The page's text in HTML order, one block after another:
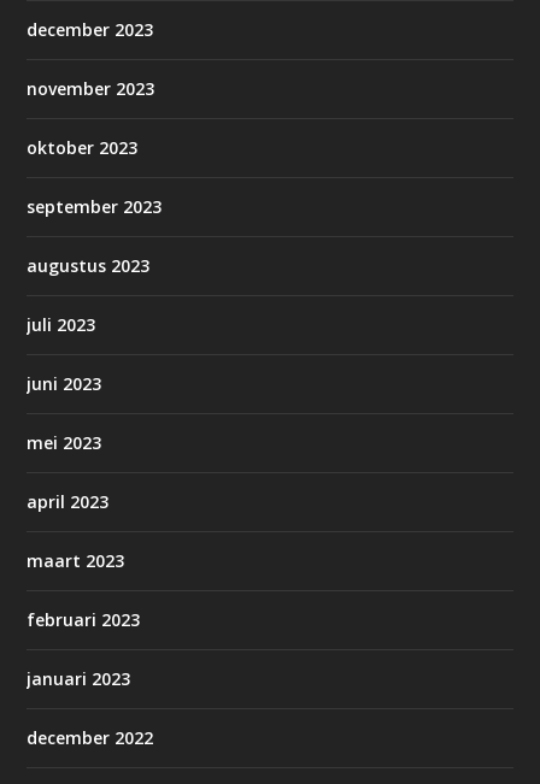
december 2023
november 2023
oktober 2023
september 2023
augustus 2023
juli 2023
juni 2023
mei 2023
april 2023
maart 2023
februari 2023
januari 2023
december 2022